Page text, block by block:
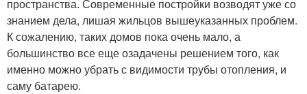
пространства. Современные постройки возводят уже со
знанием дела, лишая жильцов вышеуказанных проблем.
К сожалению, таких домов пока очень мало, а
большинство все еще озадачены решением того, как
именно можно убрать с видимости трубы отопления, и
саму батарею.